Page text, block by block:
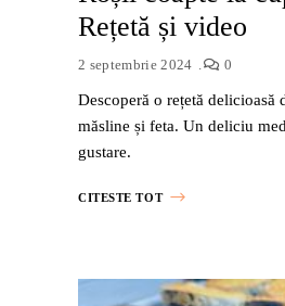
Rețetă și video
2 septembrie 2024 0
Descoperă o rețetă delicioasă
măsline și feta. Un deliciu
gustare.
CITESTE TOT